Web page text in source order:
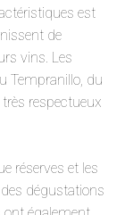
est
de
vins. Les
Tempranillo, du
respectueux
réserves et les
dégustations